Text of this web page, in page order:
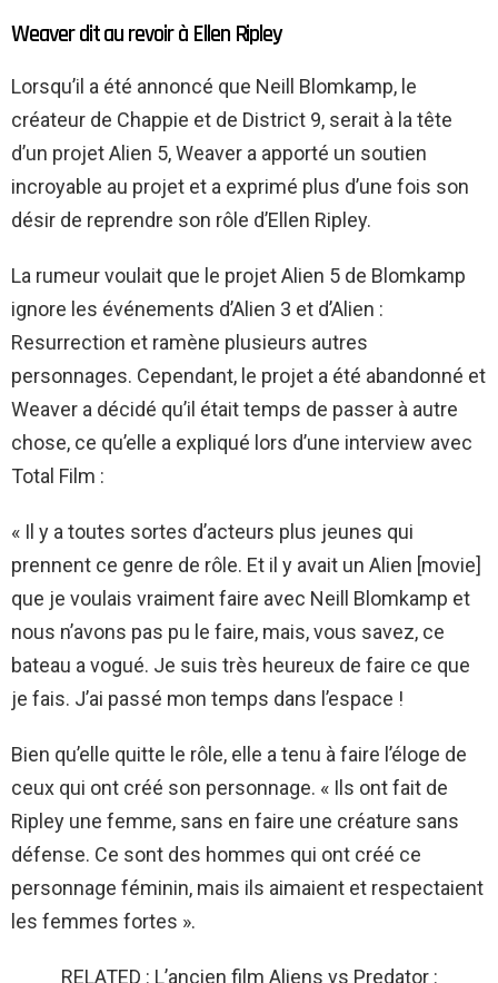
Weaver dit au revoir à Ellen Ripley
Lorsqu’il a été annoncé que Neill Blomkamp, le
créateur de Chappie et de District 9, serait à la tête
d’un projet Alien 5, Weaver a apporté un soutien
incroyable au projet et a exprimé plus d’une fois son
désir de reprendre son rôle d’Ellen Ripley.
La rumeur voulait que le projet Alien 5 de Blomkamp
ignore les événements d’Alien 3 et d’Alien :
Resurrection et ramène plusieurs autres
personnages. Cependant, le projet a été abandonné et
Weaver a décidé qu’il était temps de passer à autre
chose, ce qu’elle a expliqué lors d’une interview avec
Total Film :
« Il y a toutes sortes d’acteurs plus jeunes qui
prennent ce genre de rôle. Et il y avait un Alien [movie]
que je voulais vraiment faire avec Neill Blomkamp et
nous n’avons pas pu le faire, mais, vous savez, ce
bateau a vogué. Je suis très heureux de faire ce que
je fais. J’ai passé mon temps dans l’espace !
Bien qu’elle quitte le rôle, elle a tenu à faire l’éloge de
ceux qui ont créé son personnage. « Ils ont fait de
Ripley une femme, sans en faire une créature sans
défense. Ce sont des hommes qui ont créé ce
personnage féminin, mais ils aimaient et respectaient
les femmes fortes ».
RELATED : L’ancien film Aliens vs Predator :